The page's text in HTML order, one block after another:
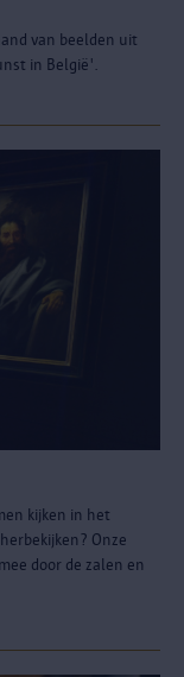
van beelden uit
in België'.
kijken in het
Onze
door de zalen en